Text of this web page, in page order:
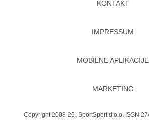
KONTAKT
IMPRESSUM
MOBILNE APLIKACIJE
MARKETING
Copyright 2008-26. SportSport d.o.o. ISSN